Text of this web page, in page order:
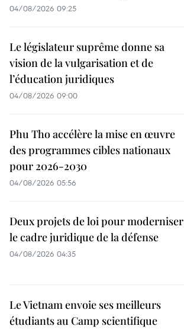
04/08/2026 09:25
Le législateur suprême donne sa
vision de la vulgarisation et de
l’éducation juridiques
04/08/2026 09:00
Phu Tho accélère la mise en œuvre
des programmes cibles nationaux
pour 2026-2030
04/08/2026 05:56
Deux projets de loi pour moderniser
le cadre juridique de la défense
04/08/2026 04:35
Le Vietnam envoie ses meilleurs
étudiants au Camp scientifique